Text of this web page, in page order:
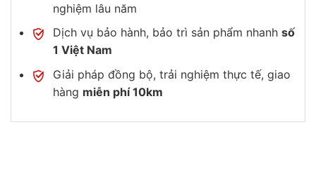
nghiệm lâu năm
Dịch vụ bảo hành, bảo trì sản phẩm nhanh số
1 Việt Nam
Giải pháp đồng bộ, trải nghiệm thực tế, giao
hàng miễn phí 10km